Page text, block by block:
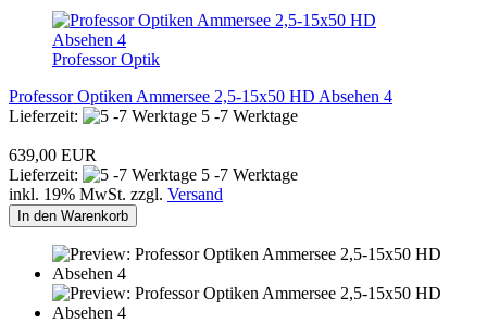
Professor Optik
Professor Optiken Ammersee 2,5-15x50 HD Absehen 4
Lieferzeit:
5 -7 Werktage
639,00 EUR
Lieferzeit:
5 -7 Werktage
inkl. 19% MwSt. zzgl. Versand
In den Warenkorb